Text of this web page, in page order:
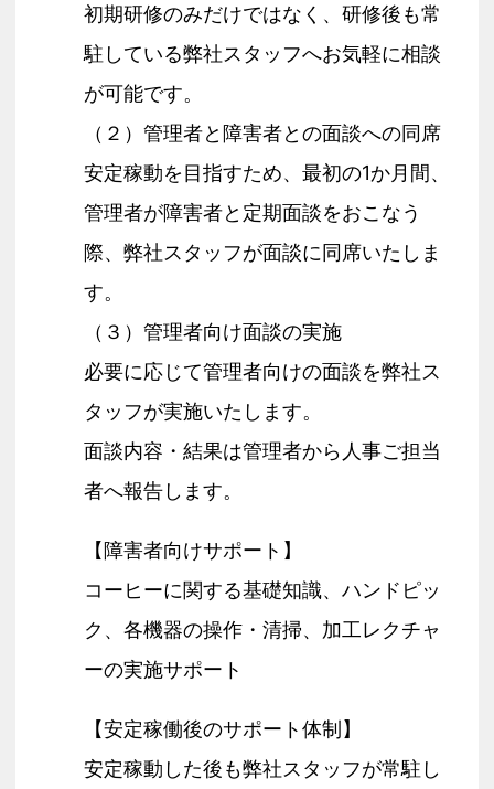
初期研修のみだけではなく、研修後も常
駐している弊社スタッフへお気軽に相談
が可能です。
（２）管理者と障害者との面談への同席
安定稼動を目指すため、最初の1か月間、
管理者が障害者と定期面談をおこなう
際、弊社スタッフが面談に同席いたしま
す。
（３）管理者向け面談の実施
必要に応じて管理者向けの面談を弊社ス
タッフが実施いたします。
面談内容・結果は管理者から人事ご担当
者へ報告します。
【障害者向けサポート】
コーヒーに関する基礎知識、ハンドピッ
ク、各機器の操作・清掃、加工レクチャ
ーの実施サポート
【安定稼働後のサポート体制】
安定稼動した後も弊社スタッフが常駐し